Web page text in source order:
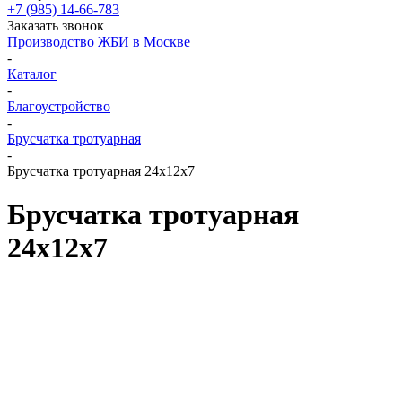
+7 (985) 14-66-783
Заказать звонок
Производство ЖБИ в Москве
-
Каталог
-
Благоустройство
-
Брусчатка тротуарная
-
Брусчатка тротуарная 24x12x7
Брусчатка тротуарная
24x12x7